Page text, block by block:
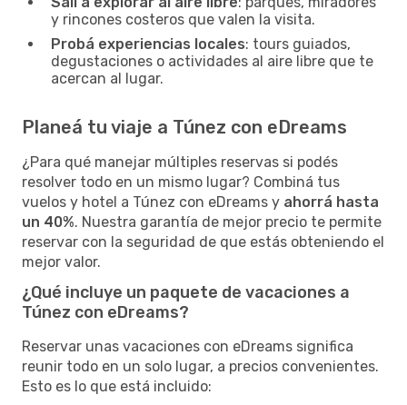
y rincones costeros que valen la visita.
Probá experiencias locales: tours guiados,
degustaciones o actividades al aire libre que te
acercan al lugar.
Planeá tu viaje a Túnez con eDreams
¿Para qué manejar múltiples reservas si podés
resolver todo en un mismo lugar? Combiná tus
vuelos y hotel a Túnez con eDreams y ahorrá hasta
un 40%. Nuestra garantía de mejor precio te permite
reservar con la seguridad de que estás obteniendo el
mejor valor.
¿Qué incluye un paquete de vacaciones a
Túnez con eDreams?
Reservar unas vacaciones con eDreams significa
reunir todo en un solo lugar, a precios convenientes.
Esto es lo que está incluido: